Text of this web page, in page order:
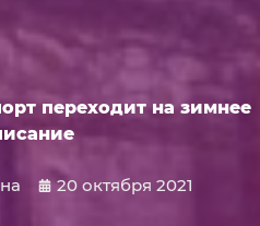
переходит на зимнее
20 октября 2021